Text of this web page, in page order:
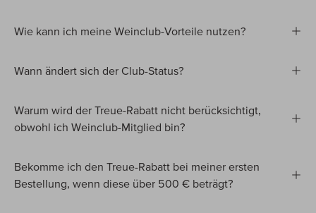
Wie kann ich meine Weinclub-Vorteile nutzen?
Wann ändert sich der Club-Status?
Warum wird der Treue-Rabatt nicht berücksichtigt,
obwohl ich Weinclub-Mitglied bin?
Bekomme ich den Treue-Rabatt bei meiner ersten
Bestellung, wenn diese über 500 € beträgt?